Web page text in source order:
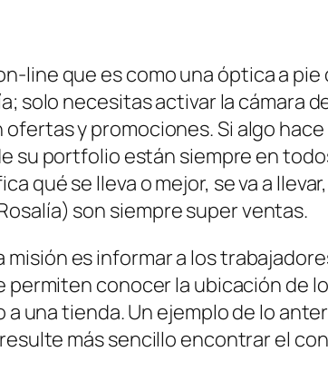
line que es como una óptica a
solo necesitas activar la cámara
y promociones. Si algo
su portfolio están siempre en
qué se lleva o mejor, se va a
son siempre super ventas.
es informar a los
conocer la ubicación de
una tienda. Un ejemplo de lo
más sencillo encontrar el